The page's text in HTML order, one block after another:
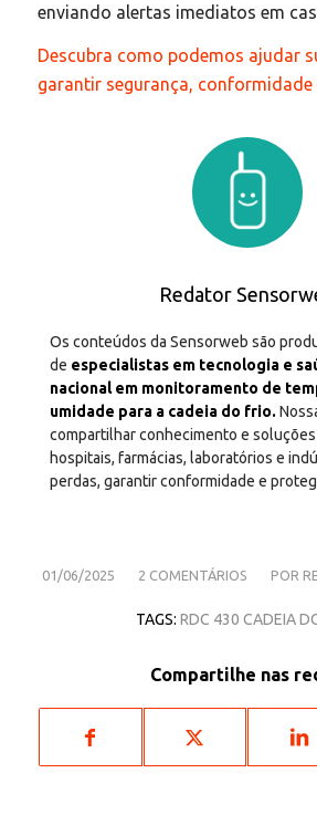
enviando alertas imediatos em
Descubra como podemos ajudar
garantir segurança, conformidade
Redator
Os conteúdos da Sensorweb são
de especialistas em tecnologia e
nacional em monitoramento de
umidade para a cadeia do frio.
compartilhar conhecimento e soluções
hospitais, farmácias, laboratórios e
perdas, garantir conformidade e
01/06/2025
/ 2 COMENTÁRIOS
/ POR
TAGS: RDC 430 CADEIA
Compartilhe nas